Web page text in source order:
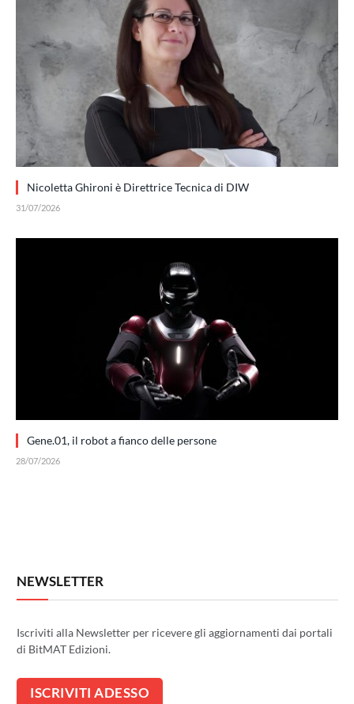
Nicoletta Ghironi è Direttrice Tecnica di DIW
31/07/2026
Gene.01, il robot a fianco delle persone
28/07/2026
NEWSLETTER
Iscriviti alla Newsletter per ricevere gli aggiornamenti dai portali
di BitMAT Edizioni.